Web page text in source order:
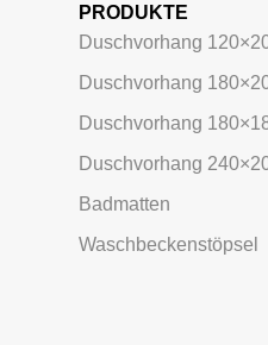
PRODUKTE
Duschvorhang
Duschvorhang
Duschvorhang
Duschvorhang
Badmatten
Waschbeckenstöpsel